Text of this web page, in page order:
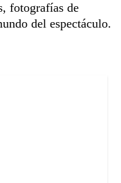
fotografías de
del espectáculo.